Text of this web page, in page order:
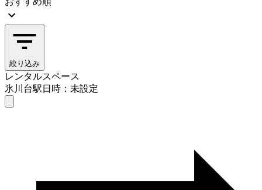
絞り込み
レンタルスペース
氷川台駅日時：未設定